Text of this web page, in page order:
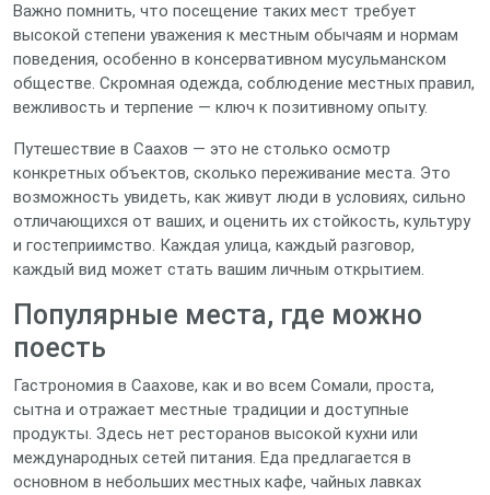
Важно помнить, что посещение таких мест требует
высокой степени уважения к местным обычаям и нормам
поведения, особенно в консервативном мусульманском
обществе. Скромная одежда, соблюдение местных правил,
вежливость и терпение — ключ к позитивному опыту.
Путешествие в Саахов — это не столько осмотр
конкретных объектов, сколько переживание места. Это
возможность увидеть, как живут люди в условиях, сильно
отличающихся от ваших, и оценить их стойкость, культуру
и гостеприимство. Каждая улица, каждый разговор,
каждый вид может стать вашим личным открытием.
Популярные места, где можно
поесть
Гастрономия в Саахове, как и во всем Сомали, проста,
сытна и отражает местные традиции и доступные
продукты. Здесь нет ресторанов высокой кухни или
международных сетей питания. Еда предлагается в
основном в небольших местных кафе, чайных лавках